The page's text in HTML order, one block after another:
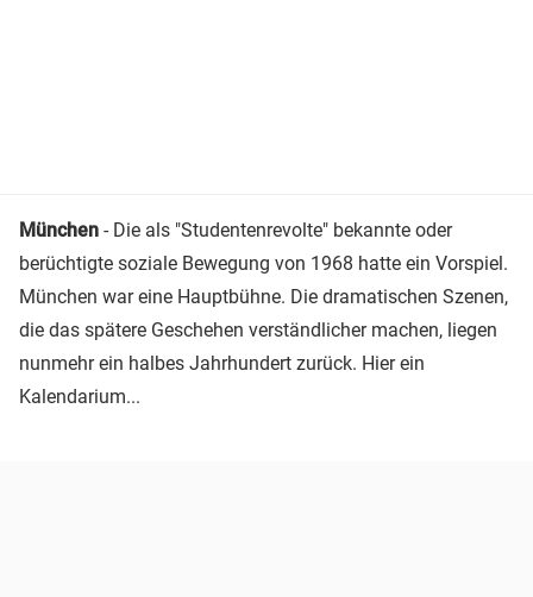
München - Die als "Studentenrevolte" bekannte oder
berüchtigte soziale Bewegung von 1968 hatte ein Vorspiel.
München war eine Hauptbühne. Die dramatischen Szenen,
die das spätere Geschehen verständlicher machen, liegen
nunmehr ein halbes Jahrhundert zurück. Hier ein
Kalendarium...